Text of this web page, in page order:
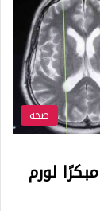
صحة
لورم